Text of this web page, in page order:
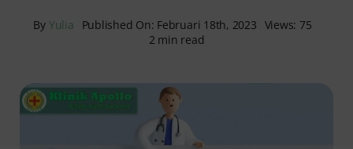
for:By Yulia Published On: Februari 18th, 2023 Views: 75
2 min read